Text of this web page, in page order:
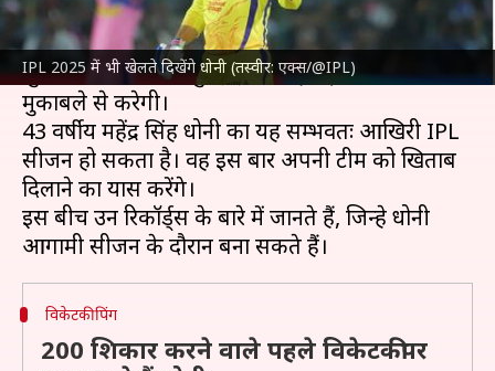
IPL 2025 में भी खेलते दिखेंगे धोनी (तस्वीर: एक्स/@IPL)
इंडियन प्रीमियर लीग (IPL) 2025की शुरुआत 22 मार्च से
होगी, जिसमेंचेन्नई सुपरकिंग्स (CSK)अपने अभियान की
शुरुआत 23 मार्च को मुंबई इंडियंस (MI) के खिलाफ
मुकाबले से करेगी।
43 वर्षीय महेंद्र सिंह धोनी का यह सम्भवतः आखिरी IPL
सीजन हो सकता है। वह इस बार अपनी टीम को खिताब
दिलाने का प्रयास करेंगे।
इस बीच उन रिकॉर्ड्स के बारे में जानते हैं, जिन्हे धोनी
विकेटकीपिंग
200 शिकार करने वाले पहले विकेटकीपर